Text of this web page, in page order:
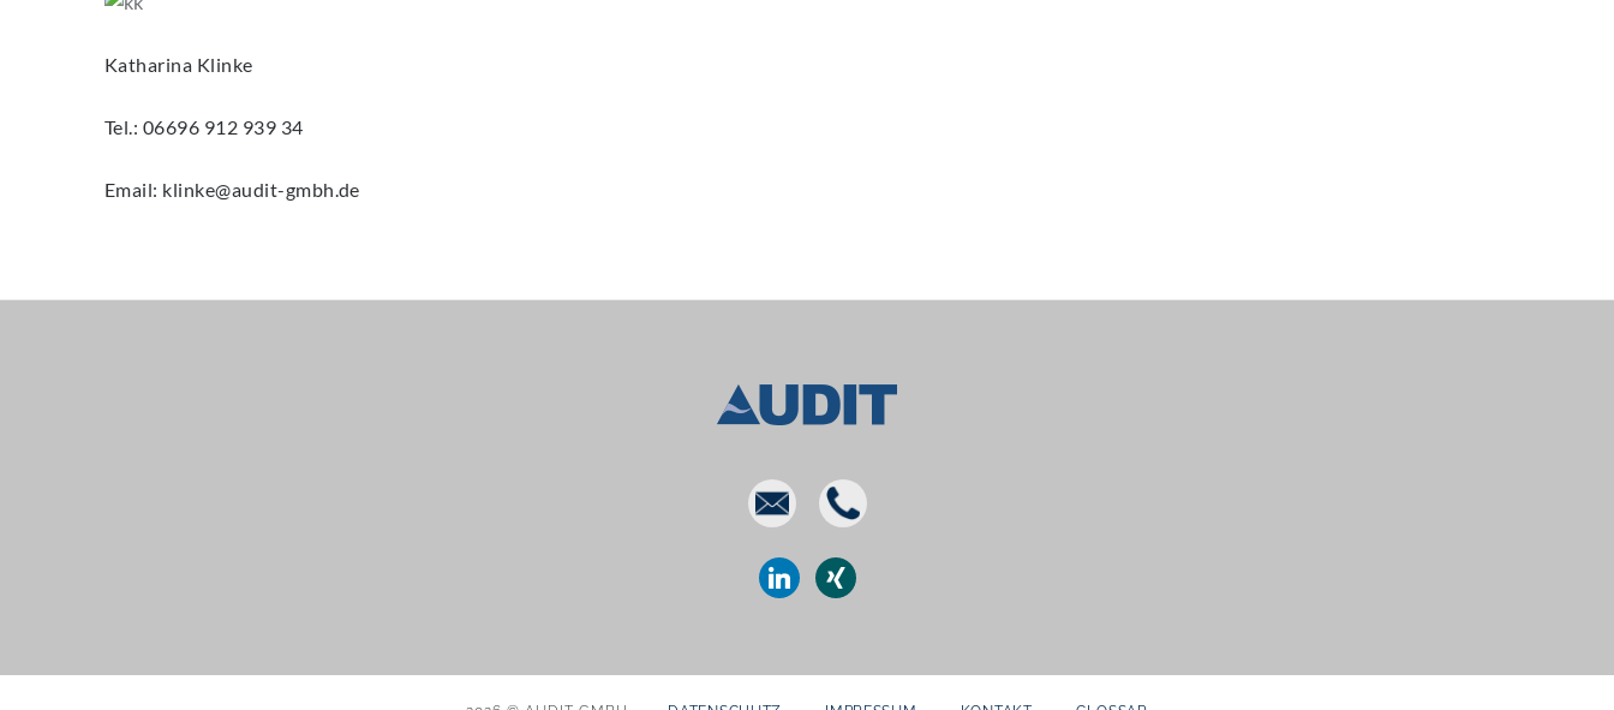
Katharina Klinke
Tel.: 06696 912 939 34
Email: klinke@audit-gmbh.de
E-
mail
Phone
linkedin
xing